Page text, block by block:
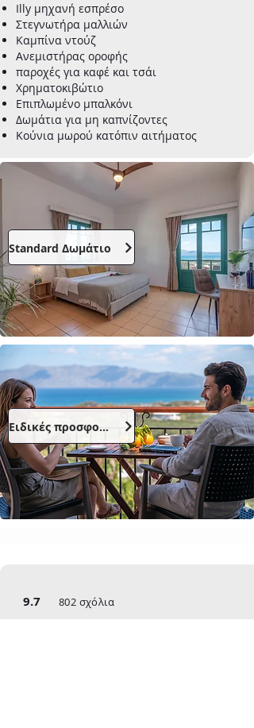
Illy μηχανή εσπρέσο
Στεγνωτήρα μαλλιών
Καμπίνα ντούζ
Ανεμιστήρας οροφής
παροχές για καφέ και τσάι
Χρηματοκιβώτιο
Επιπλωμένο μπαλκόνι
Δωμάτια για μη καπνίζοντες
Κούνια μωρού κατόπιν αιτήματος
Standard Δωμάτιο
Ειδικές προσφορές
9.7 802 σχόλια